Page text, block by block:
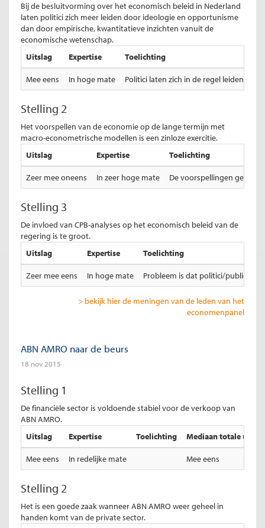
Bij de besluitvorming over het economisch beleid in Nederland
laten politici zich meer leiden door ideologie en opportunisme
dan door empirische, kwantitatieve inzichten vanuit de
economische wetenschap.
Uitslag
Expertise Toelichting
Mee eens In hoge mate Politici laten zich in de regel leiden
Stelling 2
Het voorspellen van de economie op de lange termijn met
macro-econometrische modellen is een zinloze exercitie.
Uitslag
Expertise Toelichting
Zeer mee oneens In zeer hoge mate De voorspellingen geven
Stelling 3
De invloed van CPB-analyses op het economisch beleid van de
regering is te groot.
Uitslag
Expertise Toelichting
Zeer mee eens In hoge mate Probleem is dat politici/publiek
> bekijk hier de meningen van de leden van het
economenpanel
ABN AMRO naar de beurs
18 nov 2015
Stelling 1
De financiële sector is voldoende stabiel voor de verkoop van
ABN AMRO.
Uitslag
Expertise Toelichting Mediaan totale
Mee eens In redelijke mate Mee eens
Stelling 2
Het is een goede zaak wanneer ABN AMRO weer geheel in
handen komt van de private sector.